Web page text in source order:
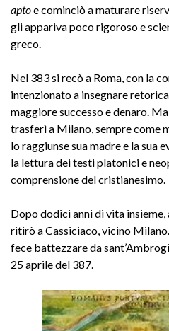
aptoe cominciò a maturare
gli appariva poco rigoroso e
greco.
Nel 383 si recò a Roma, con la
intenzionato a insegnare
maggiore successo e denaro.
trasferì a Milano, sempre come
lo raggiunse sua madre e la sua
la lettura dei testi platonici e
comprensione del cristianesimo.
Dopo dodici anni di vita
ritirò a Cassiciaco, vicino
fece battezzare da
25 aprile del 387.